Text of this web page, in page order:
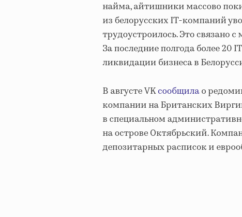
найма, айтишники массово
из белорусских IT-компаний
трудоустроилось. Это связано
За последние полгода более 20
ликвидации бизнеса в
В августе VKсообщилао
компании на Британских
в специальном
на острове Октябрьский.
депозитарных расписок и